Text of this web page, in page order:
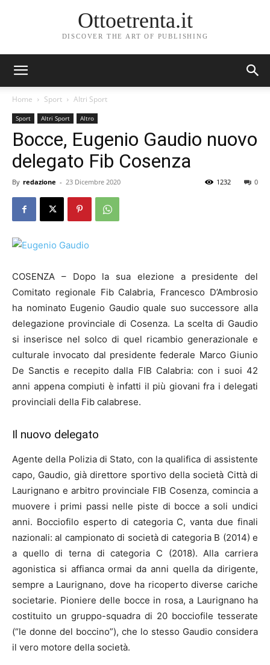
Ottoetrenta.it
DISCOVER THE ART OF PUBLISHING
Home Sport Altri Sport
Sport Altri Sport Altro
Bocce, Eugenio Gaudio nuovo
delegato Fib Cosenza
By redazione - 23 Dicembre 2020 0
1232
COSENZA – Dopo la sua elezione a presidente del
Comitato regionale Fib Calabria, Francesco D’Ambrosio
ha nominato Eugenio Gaudio quale suo successore alla
delegazione provinciale di Cosenza. La scelta di Gaudio
si inserisce nel solco di quel ricambio generazionale e
culturale invocato dal presidente federale Marco Giunio
De Sanctis e recepito dalla FIB Calabria: con i suoi 42
anni appena compiuti è infatti il più giovani fra i delegati
provinciali della Fib calabrese.
Il nuovo delegato
Agente della Polizia di Stato, con la qualifica di assistente
capo, Gaudio, già direttore sportivo della società Città di
Laurignano e arbitro provinciale FIB Cosenza, comincia a
muovere i primi passi nelle piste di bocce a soli undici
anni. Bocciofilo esperto di categoria C, vanta due finali
nazionali: al campionato di società di categoria B (2014) e
a quello di terna di categoria C (2018). Alla carriera
agonistica si affianca ormai da anni quella da dirigente,
sempre a Laurignano, dove ha ricoperto diverse cariche
societarie. Pioniere delle bocce in rosa, a Laurignano ha
costituito un gruppo-squadra di 20 bocciofile tesserate
(“le donne del boccino”), che lo stesso Gaudio considera
il vero motore della società.